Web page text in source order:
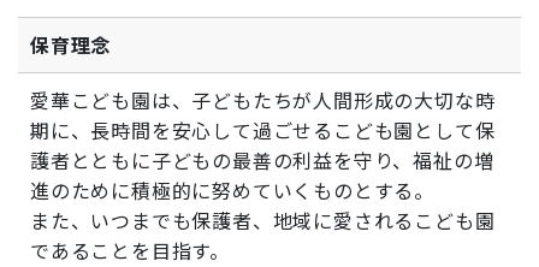
保育理念
愛華こども園は、子どもたちが人間形成の大切な時
期に、長時間を安心して過ごせるこども園として保
護者とともに子どもの最善の利益を守り、福祉の増
進のために積極的に努めていくものとする。
また、いつまでも保護者、地域に愛されるこども園
であることを目指す。